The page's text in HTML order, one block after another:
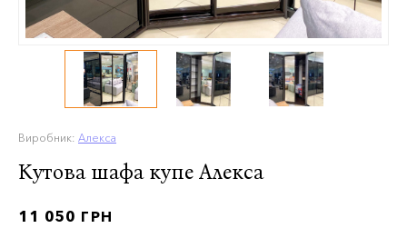
Виробник: Алекса
Кутова шафа купе Алекса
11 050 ГРН